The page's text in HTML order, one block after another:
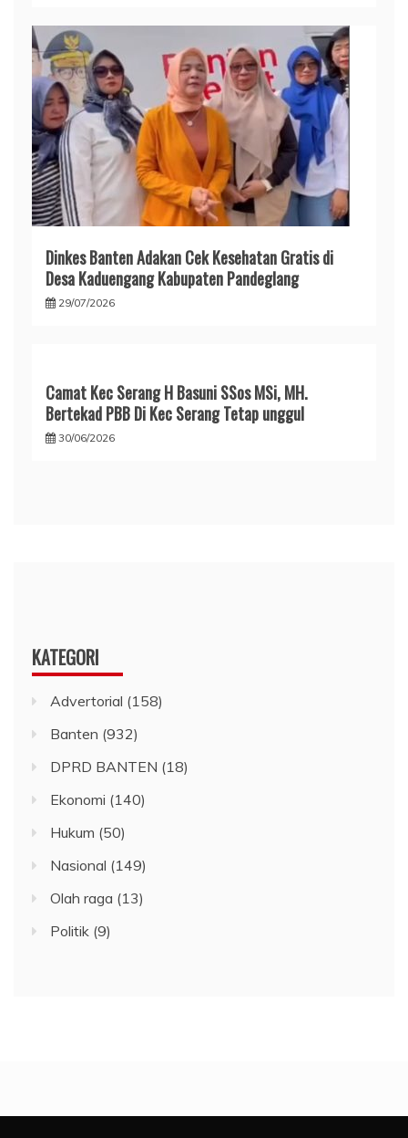
Dinkes Banten Adakan Cek Kesehatan Gratis di
Desa Kaduengang Kabupaten Pandeglang
29/07/2026
Camat Kec Serang H Basuni SSos MSi, MH.
Bertekad PBB Di Kec Serang Tetap unggul
30/06/2026
KATEGORI
Advertorial (158)
Banten (932)
DPRD BANTEN (18)
Ekonomi (140)
Hukum (50)
Nasional (149)
Olah raga (13)
Politik (9)